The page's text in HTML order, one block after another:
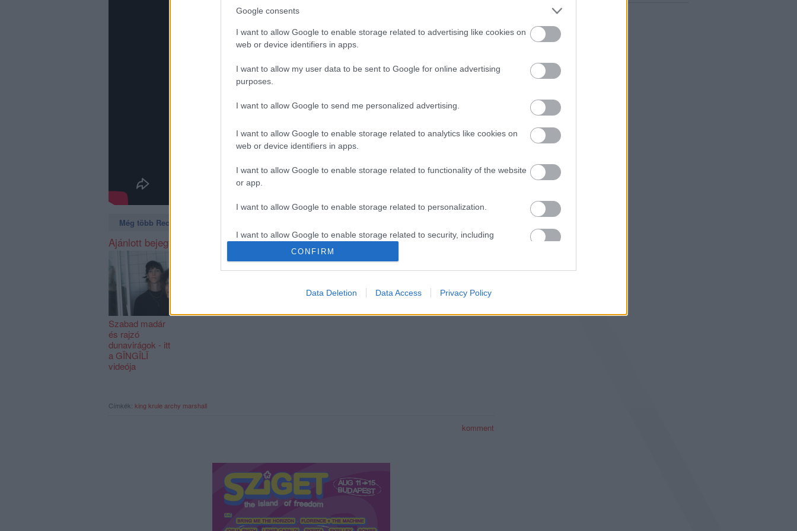
Google consents
I want to allow Google to enable storage related to advertising like cookies on
web or device identifiers in apps.
I want to allow my user data to be sent to Google for online advertising
purposes.
I want to allow Google to send me personalized advertising.
I want to allow Google to enable storage related to analytics like cookies on
web or device identifiers in apps.
I want to allow Google to enable storage related to functionality of the website
or app.
I want to allow Google to enable storage related to personalization.
I want to allow Google to enable storage related to security, including
authentication functionality and fraud prevention, and other user protection.
CONFIRM
Data Deletion Data Access Privacy Policy
Még több Recorder a Facebookon. Még több Recorder a Facebookon. Még több Recorder, ott, igen.
Ajánlott bejegyzések:
Szabad madár
és rajzó
dunavirágok - itt
a GÏNGÏLÏ
videója
Címkék: king krulearchy marshall
komment